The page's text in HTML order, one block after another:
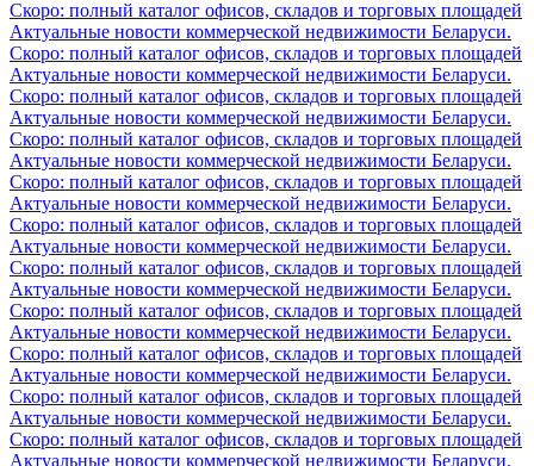
Скоро: полный каталог офисов, складов и торговых площадей
Актуальные новости коммерческой недвижимости Беларуси.
Скоро: полный каталог офисов, складов и торговых площадей
Актуальные новости коммерческой недвижимости Беларуси.
Скоро: полный каталог офисов, складов и торговых площадей
Актуальные новости коммерческой недвижимости Беларуси.
Скоро: полный каталог офисов, складов и торговых площадей
Актуальные новости коммерческой недвижимости Беларуси.
Скоро: полный каталог офисов, складов и торговых площадей
Актуальные новости коммерческой недвижимости Беларуси.
Скоро: полный каталог офисов, складов и торговых площадей
Актуальные новости коммерческой недвижимости Беларуси.
Скоро: полный каталог офисов, складов и торговых площадей
Актуальные новости коммерческой недвижимости Беларуси.
Скоро: полный каталог офисов, складов и торговых площадей
Актуальные новости коммерческой недвижимости Беларуси.
Скоро: полный каталог офисов, складов и торговых площадей
Актуальные новости коммерческой недвижимости Беларуси.
Скоро: полный каталог офисов, складов и торговых площадей
Актуальные новости коммерческой недвижимости Беларуси.
Скоро: полный каталог офисов, складов и торговых площадей
Актуальные новости коммерческой недвижимости Беларуси.